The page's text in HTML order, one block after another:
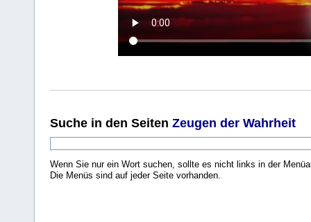
Suche in den Seiten Zeugen der Wahrheit
Wenn Sie nur ein Wort suchen, sollte es nicht links in der
Die Menüs sind auf jeder Seite vorhanden..